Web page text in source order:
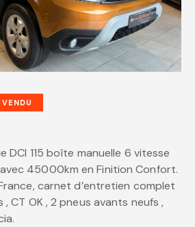
VENDU
DCI 115 boîte manuelle 6 vitesse
45000km en Finition Confort.
carnet d’entretien complet
CT OK , 2 pneus avants neufs ,